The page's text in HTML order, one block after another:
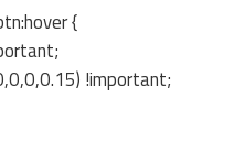
{
!important;